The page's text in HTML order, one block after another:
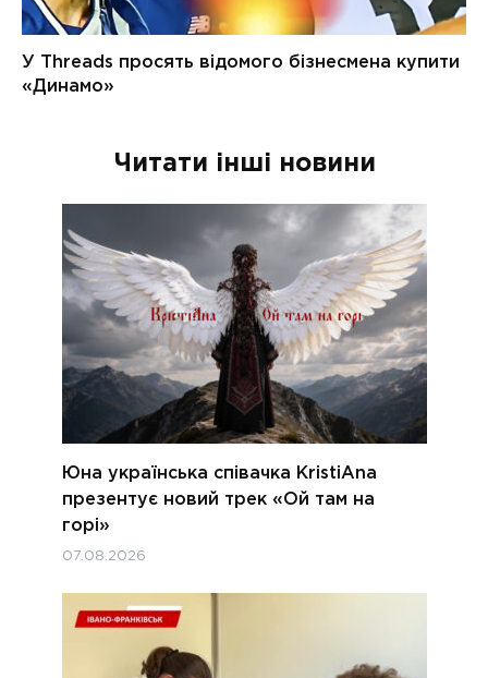
Читати інші новини
Юна українська співачка KristiAna
презентує новий трек «Ой там на
горі»
07.08.2026